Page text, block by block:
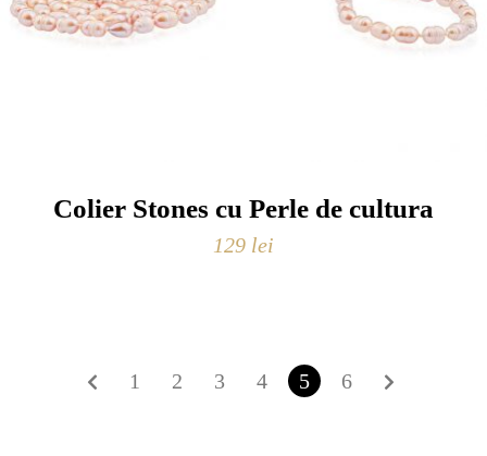
Colier Stones cu Perle de cultura
129 lei
1 2 3 4 5 6